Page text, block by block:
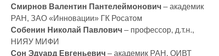
Смирнов Валентин Пантелеймонович – академик
РАН, ЗАО «Инновации» ГК Росатом
Собенин Николай Павлович – профессор, д.т.н.,
НИЯУ МИФИ
Сон Эдуард Евгеньевич – академик РАН, ОИВТ